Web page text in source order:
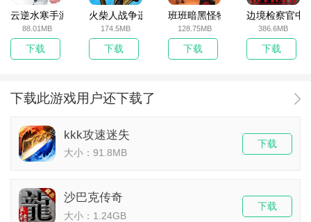
云逆水寒手游
88.01MB
下载
火柴人战争遗产无敌版
174.5MB
下载
班班暗黑怪物生存挑战5
128.75MB
下载
边境检察官中
386.6MB
下载
下载此游戏用户还下载了
kkk攻速迷失
大小：91.8MB
下载
沙巴克传奇
大小：1.24GB
下载